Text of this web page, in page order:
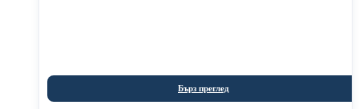
Бърз преглед